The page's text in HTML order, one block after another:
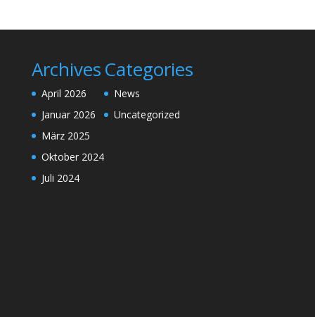
Archives
April 2026
Januar 2026
März 2025
Oktober 2024
Juli 2024
Categories
News
Uncategorized